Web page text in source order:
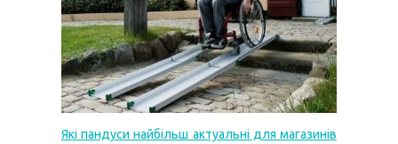
Які пандуси найбільш актуальні для магазинів